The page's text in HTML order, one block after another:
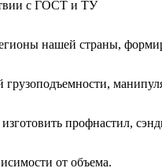
с ГОСТ и ТУ
нашей страны,
профнастил,
от объема.